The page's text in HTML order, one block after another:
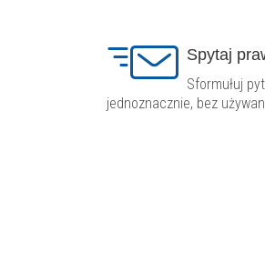
Spytaj
Sformułuj
jednoznacznie, bez